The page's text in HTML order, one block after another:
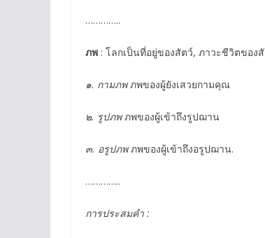
…………..
ภพ : โลกเป็นที่อยู่ของสัตว์, ภาวะชีวิตของ
๑. กามภพภพของผู้ยังเสวยกามคุณ
๒. รูปภพภพของผู้เข้าถึงรูปฌาน
๓. อรูปภพภพของผู้เข้าถึงอรูปฌาน.
…………..
การประสมคำ :